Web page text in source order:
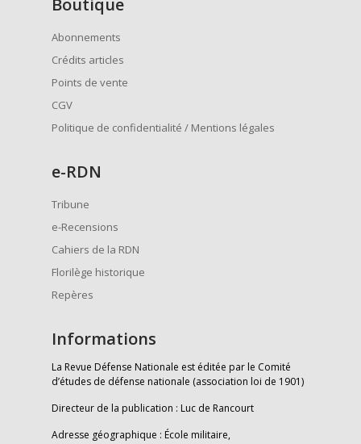
Boutique
Abonnements
Crédits articles
Points de vente
CGV
Politique de confidentialité / Mentions légales
e-RDN
Tribune
e-Recensions
Cahiers de la RDN
Florilège historique
Repères
Informations
La Revue Défense Nationale est éditée par le Comité
d’études de défense nationale (association loi de 1901)
Directeur de la publication : Luc de Rancourt
Adresse géographique : École militaire,